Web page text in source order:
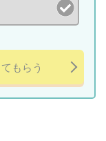
もらう